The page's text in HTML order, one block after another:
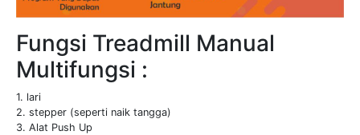
Fungsi Treadmill Manual
Multifungsi :
1. lari
2. stepper (seperti naik tangga)
3. Alat Push Up